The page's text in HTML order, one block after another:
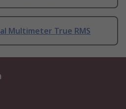
Multimeter True RMS